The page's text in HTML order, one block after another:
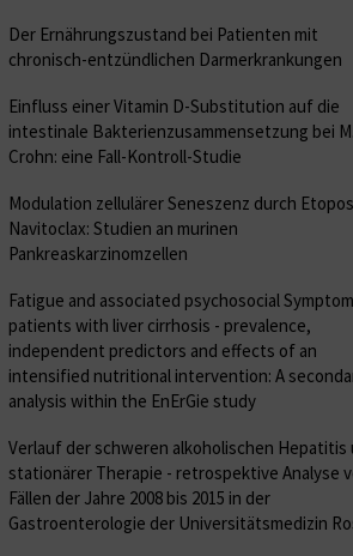
Der Ernährungszustand bei Patienten mit
chronisch-entzündlichen Darmerkrankungen
Einfluss einer Vitamin D-Substitution auf die
intestinale Bakterienzusammensetzung bei M.
Crohn: eine Fall-Kontroll-Studie
Modulation zellulärer Seneszenz durch
Navitoclax: Studien an murinen
Pankreaskarzinomzellen
Fatigue and associated psychosocial
patients with liver cirrhosis - prevalence,
independent predictors and effects of an
intensified nutritional intervention: A
analysis within the EnErGie study
Verlauf der schweren alkoholischen Hepatitis
stationärer Therapie - retrospektive Analyse
Fällen der Jahre 2008 bis 2015 in der
Gastroenterologie der Universitätsmedizin